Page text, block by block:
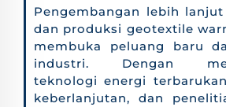
Pengembangan lebih
dan produksi geotextile
membuka peluang baru
industri. Dengan
teknologi energi
keberlanjutan, dan